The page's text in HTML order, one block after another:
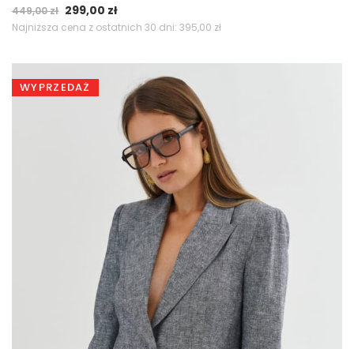
449,00zł Pierwotna
cena
449,00 zł.
299,00 złAktualna
cena
299,00 zł.
Najniższa cena z ostatnich 30 dni: 395,00 zł
WYPRZEDAŻ